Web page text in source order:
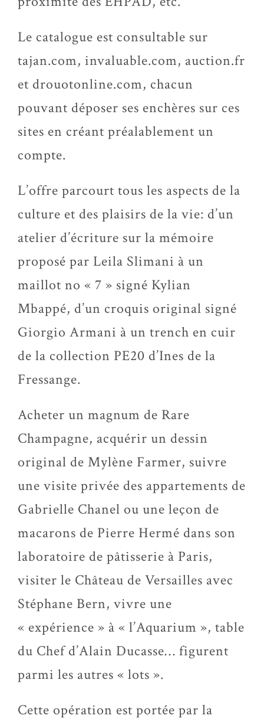
Le catalogue est consultable sur
tajan.com, invaluable.com, auction.fr
et drouotonline.com, chacun
pouvant déposer ses enchères sur ces
sites en créant préalablement un
compte.
L’offre parcourt tous les aspects de la
culture et des plaisirs de la vie: d’un
atelier d’écriture sur la mémoire
proposé par Leila Slimani à un
maillot no « 7 » signé Kylian
Mbappé, d’un croquis original signé
Giorgio Armani à un trench en cuir
de la collection PE20 d’Ines de la
Fressange.
Acheter un magnum de Rare
Champagne, acquérir un dessin
original de Mylène Farmer, suivre
une visite privée des appartements de
Gabrielle Chanel ou une leçon de
macarons de Pierre Hermé dans son
laboratoire de pâtisserie à Paris,
visiter le Château de Versailles avec
Stéphane Bern, vivre une
« expérience » à « l’Aquarium », table
du Chef d’Alain Ducasse… figurent
parmi les autres « lots ».
Cette opération est portée par la